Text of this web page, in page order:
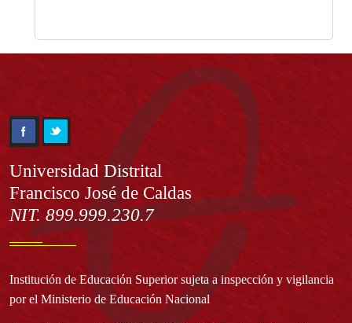
Información
Universidad Distrital
Francisco José de Caldas
NIT. 899.999.230.7
Institución de Educación Superior sujeta a inspección y vigilancia
por el Ministerio de Educación Nacional